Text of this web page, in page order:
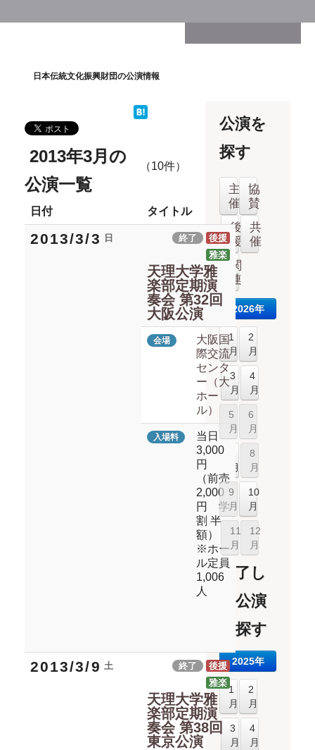
日本伝統文化振興財団の公演情報
2013年3月の
公演一覧
（10件）
日付 タイトル
2013/3/3 日 終了
後援
雅楽
天理大学雅
楽部定期演
奏会 第32回
大阪公演
会場
大阪国
際交流
センタ
ー（大
ホー
ル）
入場料
当日
3,000
円
（前売
2,000
円 学
割 半
額）
※ホー
ル定員
1,006
人
2013/3/9 土 終了
後援
雅楽
天理大学雅
楽部定期演
奏会 第38回
東京公演
公演を
探す
主
催
協
賛
後
援
共
催
関
連
2026年
1
月
2
月
3
月
4
月
5
月
6
月
月
8
月
9
月
10
月
11
月
12
月
終了し
た公演
を探す
2025年
1
月
2
月
3
月
4
月